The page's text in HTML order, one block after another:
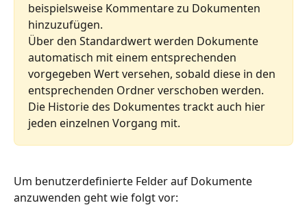
beispielsweise Kommentare zu Dokumenten
hinzuzufügen.
Über den Standardwert werden Dokumente
automatisch mit einem entsprechenden
vorgegeben Wert versehen, sobald diese in den
entsprechenden Ordner verschoben werden.
Die Historie des Dokumentes trackt auch hier
jeden einzelnen Vorgang mit.
Um benutzerdefinierte Felder auf Dokumente
anzuwenden geht wie folgt vor: